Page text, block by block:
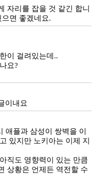
자리를 잡을 것 같긴 합니
면 좋겠네요.
이 걸려있는데..
요?
이내요
애플과 삼성이 쌍벽을 이
있지만 노키아는 이제 지
직도 영향력이 있는 만큼
상황은 언제든 역전할 수